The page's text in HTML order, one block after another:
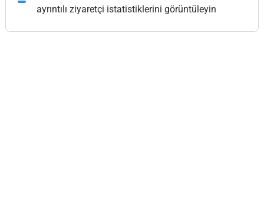
ayrıntılı ziyaretçi istatistiklerini görüntüleyin